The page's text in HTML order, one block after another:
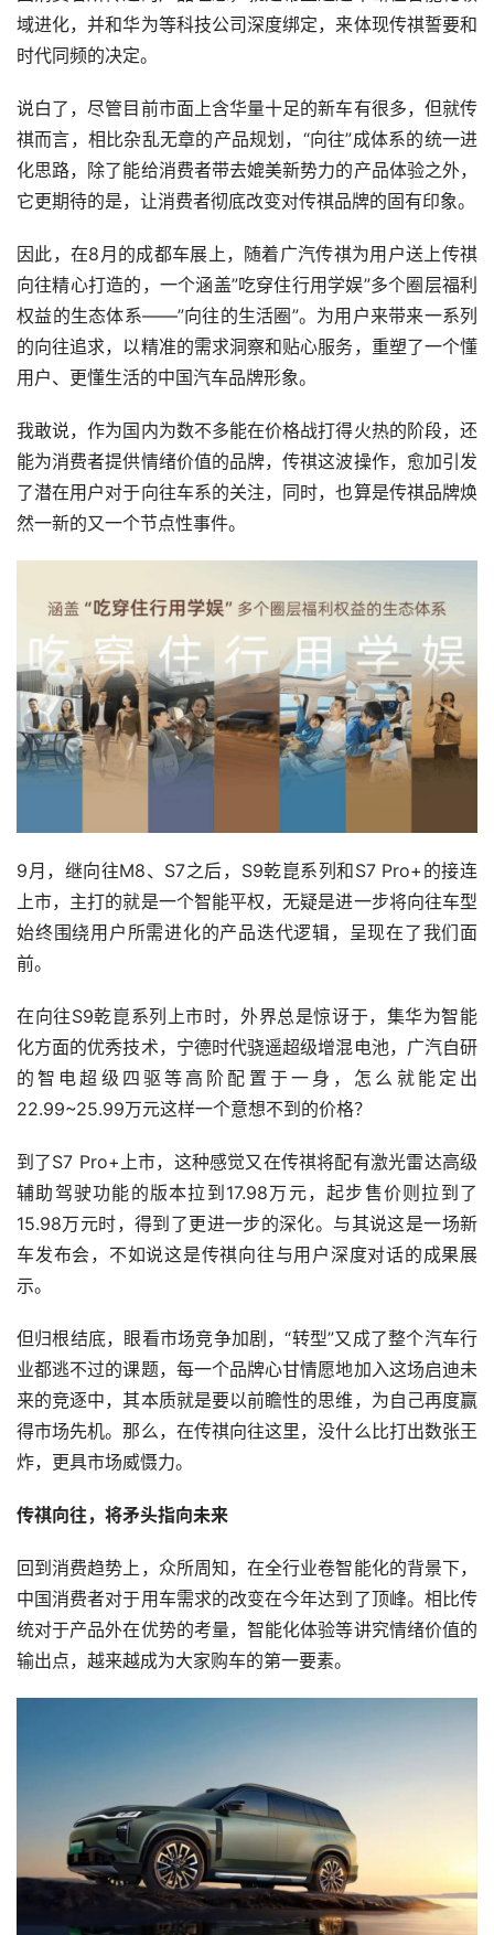
域进化，并和华为等科技公司深度绑定，来体现传祺誓要和
时代同频的决定。
说白了，尽管目前市面上含华量十足的新车有很多，但就传
祺而言，相比杂乱无章的产品规划，“向往”成体系的统一进
化思路，除了能给消费者带去媲美新势力的产品体验之外，
它更期待的是，让消费者彻底改变对传祺品牌的固有印象。
因此，在8月的成都车展上，随着广汽传祺为用户送上传祺
向往精心打造的，一个涵盖”吃穿住行用学娱”多个圈层福利
权益的生态体系——”向往的生活圈”。为用户来带来一系列
的向往追求，以精准的需求洞察和贴心服务，重塑了一个懂
用户、更懂生活的中国汽车品牌形象。
我敢说，作为国内为数不多能在价格战打得火热的阶段，还
能为消费者提供情绪价值的品牌，传祺这波操作，愈加引发
了潜在用户对于向往车系的关注，同时，也算是传祺品牌焕
然一新的又一个节点性事件。
9月，继向往M8、S7之后，S9乾崑系列和S7 Pro+的接连
上市，主打的就是一个智能平权，无疑是进一步将向往车型
始终围绕用户所需进化的产品迭代逻辑，呈现在了我们面
前。
在向往S9乾崑系列上市时，外界总是惊讶于，集华为智能
化方面的优秀技术，宁德时代骁遥超级增混电池，广汽自研
的智电超级四驱等高阶配置于一身，怎么就能定出
22.99~25.99万元这样一个意想不到的价格？
到了S7 Pro+上市，这种感觉又在传祺将配有激光雷达高级
辅助驾驶功能的版本拉到17.98万元，起步售价则拉到了
15.98万元时，得到了更进一步的深化。与其说这是一场新
车发布会，不如说这是传祺向往与用户深度对话的成果展
示。
但归根结底，眼看市场竞争加剧，“转型”又成了整个汽车行
业都逃不过的课题，每一个品牌心甘情愿地加入这场启迪未
来的竞逐中，其本质就是要以前瞻性的思维，为自己再度赢
得市场先机。那么，在传祺向往这里，没什么比打出数张王
炸，更具市场威慑力。
传祺向往，将矛头指向未来
回到消费趋势上，众所周知，在全行业卷智能化的背景下，
中国消费者对于用车需求的改变在今年达到了顶峰。相比传
统对于产品外在优势的考量，智能化体验等讲究情绪价值的
输出点，越来越成为大家购车的第一要素。